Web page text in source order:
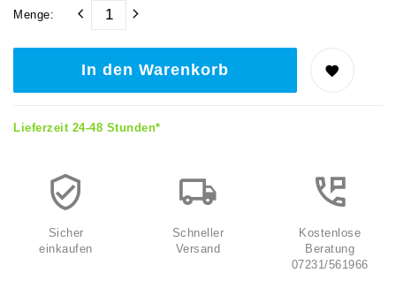
Menge:
In den Warenkorb
Lieferzeit 24-48 Stunden*
Sicher
einkaufen
Schneller
Versand
Kostenlose
Beratung
07231/561966